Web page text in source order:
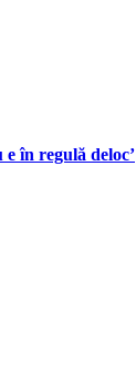
în regulă deloc’